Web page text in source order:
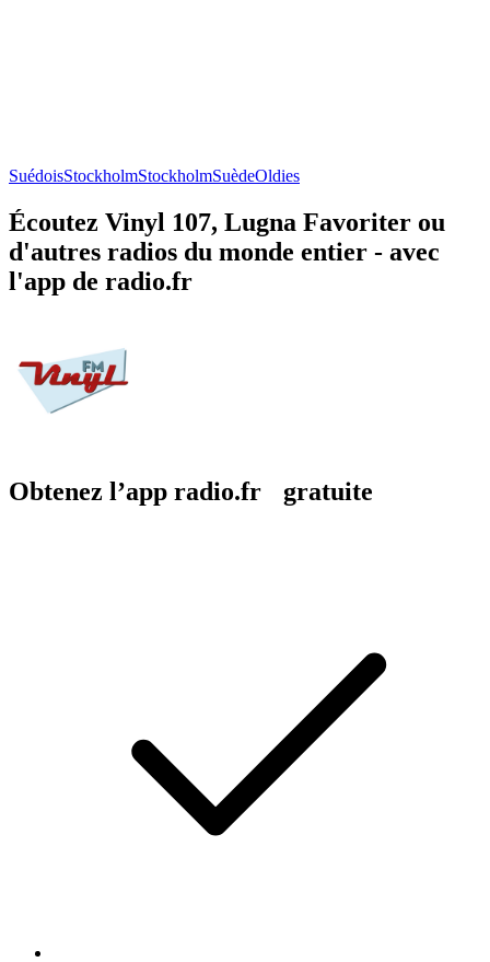
SuédoisStockholmStockholmSuèdeOldies
Écoutez Vinyl 107, Lugna Favoriter ou
d'autres radios du monde entier - avec
l'app de radio.fr
Obtenez l’app radio.fr gratuite